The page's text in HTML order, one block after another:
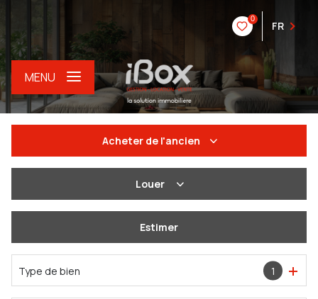
0
FR
MENU
Acheter de l'ancien
Du neuf
Louer
De l'immo pro
Estimer
Type de bien 1